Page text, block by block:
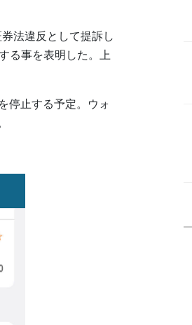
法違反として提訴し
る事を表明した。上
停止する予定。ウォ